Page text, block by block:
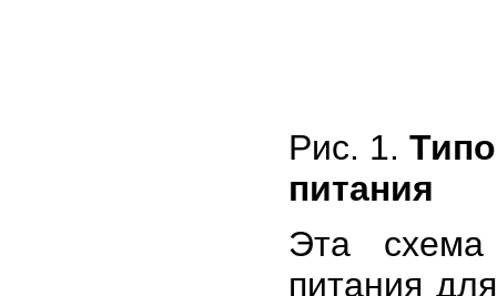
Рис. 1.
питания
Эта схема
питания